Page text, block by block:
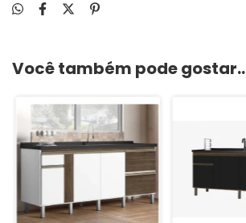
Você também pode